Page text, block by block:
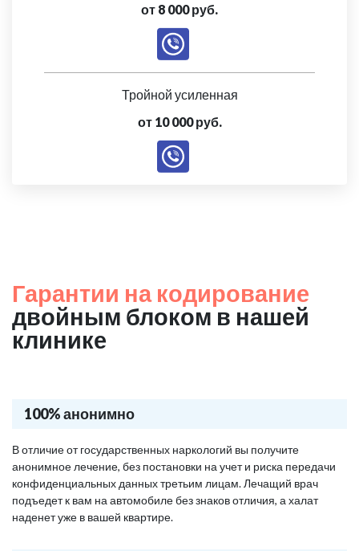
от 8 000 руб.
Тройной усиленная
от 10 000 руб.
Гарантии на кодирование
двойным блоком в нашей
клинике
100% анонимно
В отличие от государственных наркологий вы получите
анонимное лечение, без постановки на учет и риска передачи
конфиденциальных данных третьим лицам. Лечащий врач
подъедет к вам на автомобиле без знаков отличия, а халат
наденет уже в вашей квартире.